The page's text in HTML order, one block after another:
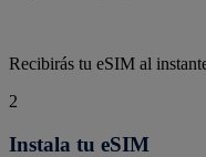
Recibirás tu eSIM al
2
Instala tu eSIM